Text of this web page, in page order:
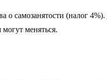
о самозанятости (налог
меняться.